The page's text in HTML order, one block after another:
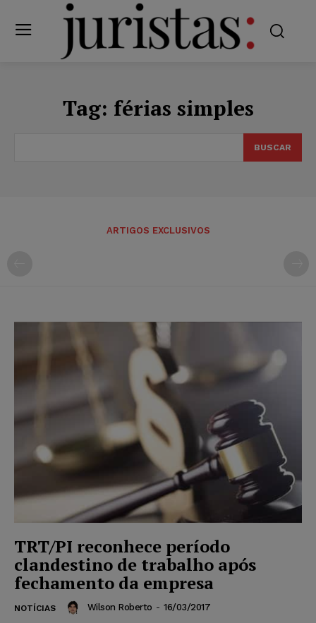
Tag: férias simples
BUSCAR
ARTIGOS EXCLUSIVOS
TRT/PI reconhece período
clandestino de trabalho após
fechamento da empresa
NOTÍCIAS Wilson Roberto - 16/03/2017